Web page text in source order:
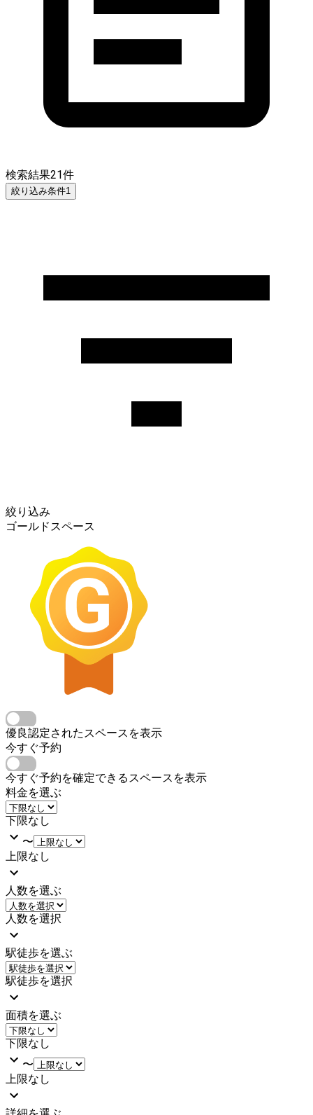
検索結果21件
絞り込み条件1
絞り込み
ゴールドスペース
優良認定されたスペースを表示
今すぐ予約
今すぐ予約を確定できるスペースを表示
料金を選ぶ
下限なし
〜
上限なし
人数を選ぶ
人数を選択
駅徒歩を選ぶ
駅徒歩を選択
面積を選ぶ
下限なし
〜
上限なし